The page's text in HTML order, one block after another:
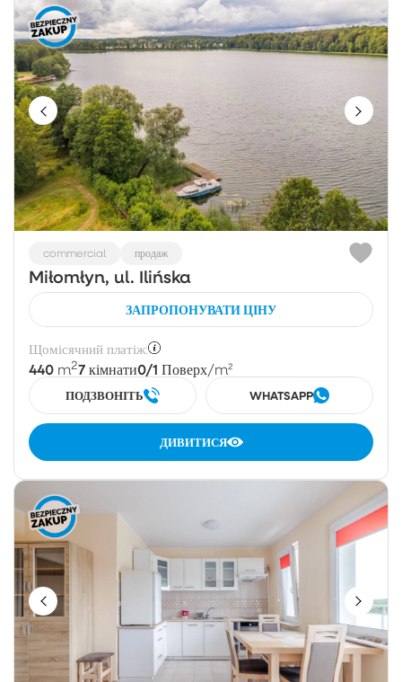
commercial продаж
Miłomłyn, ul. Ilińska
ЗАПРОПОНУВАТИ ЦІНУ
Щомісячний платіж:
440 m27 кімнати0/1 Поверх/m²
ПОДЗВОНІТЬ WHATSAPP
ДИВИТИСЯ